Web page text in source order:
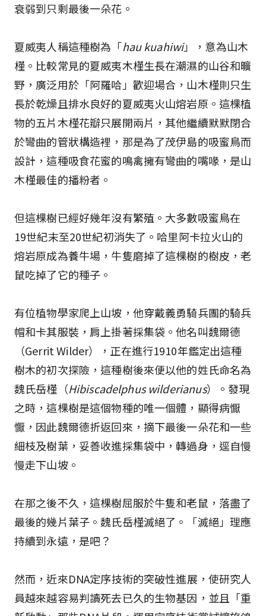
衰弱到只剩最後一朵花。
夏威夷人稱這種樹為「hau kuahiwi」，意為山木
槿。比較常見的夏威夷木槿生長在潮濕的山谷和曠
野，廣泛用於「阿羅哈」歡迎場合，山木槿則只生
長於乾燥且排水良好的夏威夷火山熔岩原。這棵植
物的五片木槿花瓣只展開兩片，其他繼續默默閉合
於彎曲的管狀構造裡，那是為了茂伊島的吸蜜鳥而
設計，這種吸食花蜜的鳴禽擁有彎曲的嘴喙，是山
木槿最佳的播粉者。
但這棵樹已經好幾年沒有繁殖。大多數吸蜜鳥在
19世紀末至20世紀初消失了。哈里阿卡拉火山的
熔岩原成為養牛場，牛隻磨掉了這棵樹的樹皮，老
鼠吃掉了它的種子。
有位植物學家爬上山坡，他穿戴義勇騎兵團的騎兵
帽和卡其服裝，肩上掛著採集袋。他名叫魏爾德
（Gerrit Wilder），正在進行1910年鑑定出這種
樹木的初次探險，這種樹後來便以他的姓氏命名為
魏氏岳槿（Hibiscadelphus wilderianus）。發現
之時，這棵樹是這個物種的唯一個體，顯得病懨
懨，因此魏爾德折返回來，摘下最後一朵花和一些
細枝及樹葉，妥善收進採集袋中，轉過身，逕自慢
慢走下山坡。
在那之後不久，這棵樹屈服於牛隻和老鼠，落盡了
最後的幾片葉子。魏氏岳槿滅絕了。「滅絕」理應
持續到永遠，是吧？
然而，近來DNA定序技術的突破性進展，使研究人
員越來越容易判讀死去已久的生物基因，並且「重